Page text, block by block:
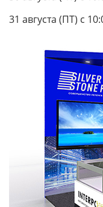
31 августа (ПТ) с